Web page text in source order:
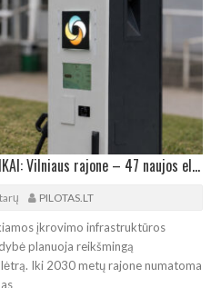
SKATINS DRAUGIŠKUMĄ APLINKAI: Vilniaus rajone – 47 naujos elektromobilių įkrovimo prieigos
PILOTAS.LT
įkrovimo infrastruktūros
planuoja reikšmingą
Iki 2030 metų rajone numatoma